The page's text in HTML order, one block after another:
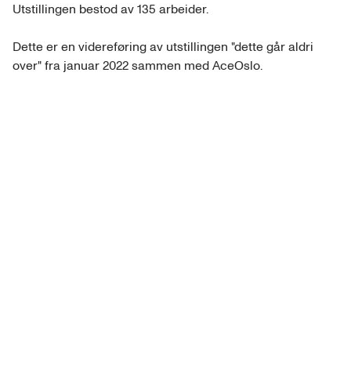
Utstillingen bestod av 135 arbeider.
Dette er en videreføring av utstillingen "dette går aldri
over" fra januar 2022 sammen med AceOslo.